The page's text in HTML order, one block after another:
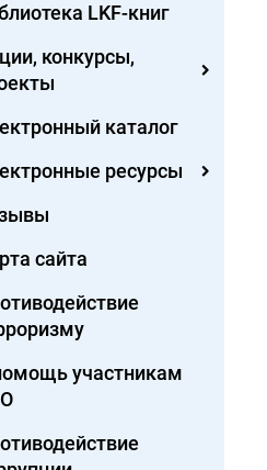
LKF-книг
конкурсы,
каталог
ресурсы
сайта
участникам